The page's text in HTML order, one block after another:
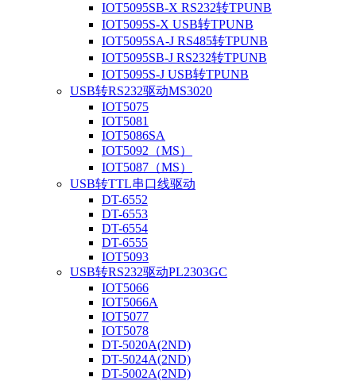
IOT5095SB-X RS232转TPUNB
IOT5095S-X USB转TPUNB
IOT5095SA-J RS485转TPUNB
IOT5095SB-J RS232转TPUNB
IOT5095S-J USB转TPUNB
USB转RS232驱动MS3020
IOT5075
IOT5081
IOT5086SA
IOT5092（MS）
IOT5087（MS）
USB转TTL串口线驱动
DT-6552
DT-6553
DT-6554
DT-6555
IOT5093
USB转RS232驱动PL2303GC
IOT5066
IOT5066A
IOT5077
IOT5078
DT-5020A(2ND)
DT-5024A(2ND)
DT-5002A(2ND)